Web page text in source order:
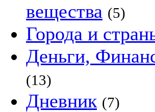
вещества (5)
Города и
Деньги,
(13)
Дневник (7)